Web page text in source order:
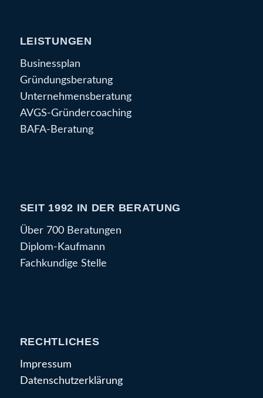
LEISTUNGEN
Businessplan
Gründungsberatung
Unternehmensberatung
AVGS-Gründercoaching
BAFA-Beratung
SEIT 1992 IN DER BERATUNG
Über 700 Beratungen
Diplom-Kaufmann
Fachkundige Stelle
RECHTLICHES
Impressum
Datenschutzerklärung